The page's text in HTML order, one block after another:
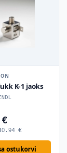
K-1 jaoks
€
ostukorvi